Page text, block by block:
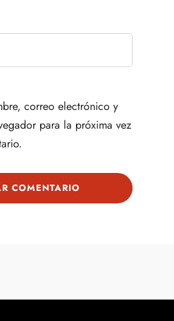
correo electrónico y
para la próxima vez